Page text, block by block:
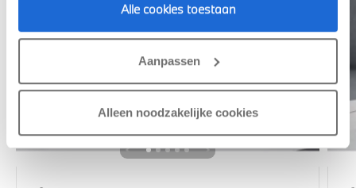
Alle cookies toestaan
Aanpassen
Alleen noodzakelijke cookies